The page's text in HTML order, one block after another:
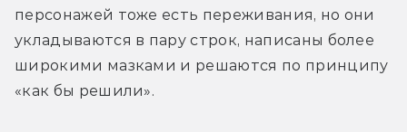
персонажей тоже есть переживания, но они
укладываются в пару строк, написаны более
широкими мазками и решаются по принципу
«как бы решили».